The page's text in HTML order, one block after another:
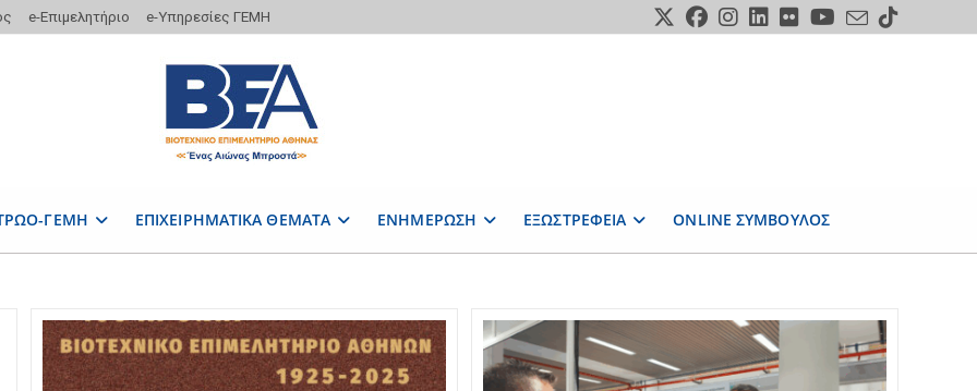
e-Επιμελητήριο e-Υπηρεσίες ΓΕΜΗ
ΓΕΜΗ ΕΠΙΧΕΙΡΗΜΑΤΙΚΑ ΘΕΜΑΤΑ ΕΝΗΜΕΡΩΣΗ ΕΞΩΣΤΡΕΦΕΙΑ ONLINE ΣΥΜΒΟΥΛΟΣ